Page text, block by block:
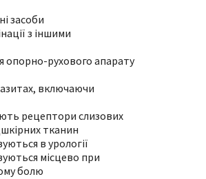
засоби
з іншими
опорно-рухового апарату
включаючи
рецептори слизових
тканин
в урології
місцево при
болю